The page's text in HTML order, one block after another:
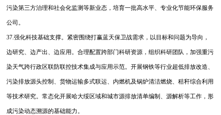
污染第三方治理和社会化监测等新业态，培育一批高水平、专业化节能环保服务
公司。
37.强化科技基础支撑。紧密围绕打赢蓝天保卫战需求，以目标和问题为导向，
边研究、边产出、边应用。合理配置跨部门科研资源，组织科研团队，加强重污
染天气跨行政区联防联控技术集成与应用示范。开展钢铁等行业超低排放改造、
污染排放源头控制、货物运输多式联运、内燃机及锅炉清洁燃烧、秸秆综合利用
等技术研究。常态化开展哈大绥区域和城市源排放清单编制、源解析等工作，形
成污染动态溯源的基础能力。